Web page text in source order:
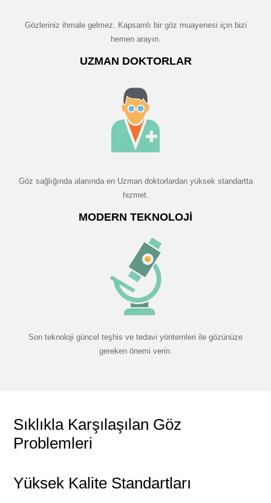
Gözleriniz ihmale gelmez. Kapsamlı bir göz muayenesi için bizi
hemen arayın.
UZMAN DOKTORLAR
Göz sağlığında alanında en Uzman doktorlardan yüksek standartta
hizmet.
MODERN TEKNOLOJI
Son teknoloji güncel teşhis ve tedavi yöntemleri ile gözünüze
gereken önemi verin.
Sıklıkla Karşılaşılan Göz
Problemleri
Yüksek Kalite Standartları